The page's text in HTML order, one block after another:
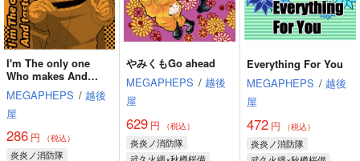
I'm The only one
Who makes And
tastes You
MEGAPHEPS / 越後
屋
286 円 （税込）
炎炎ノ消防隊
やみくもGo ahead
MEGAPHEPS / 越後
屋
629 円 （税込）
炎炎ノ消防隊
武久火縄×秋樽桜備
Everything For You
MEGAPHEPS / 越後
屋
472円 （税込）
炎炎ノ消防隊